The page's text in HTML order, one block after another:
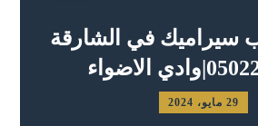
سيراميك في الشارقة
29 مايو، 2024